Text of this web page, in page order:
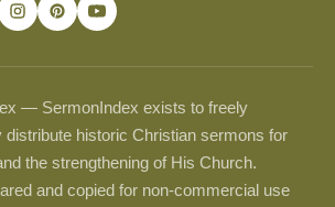
— SermonIndex exists to freely
distribute historic Christian sermons for
the strengthening of His Church.
and copied for non-commercial use